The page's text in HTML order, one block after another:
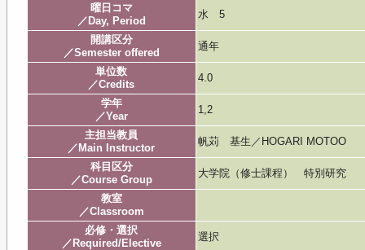
曜日コマ
／Day, Period
水 5
開講区分
／Semester offered
通年
単位数
／Credits
4.0
学年
／Year
1,2
主担当教員
／Main Instructor
帆苅 基生／HOGARI MOTOO
科目区分
／Course Group
大学院（修士課程） 特別研究
教室
／Classroom
必修・選択
／Required/Elective
選択